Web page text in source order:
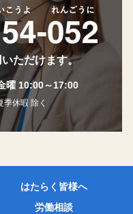
ただけます。
曜 10:00～17:00
休暇 除く
はたらく皆様へ
労働相談